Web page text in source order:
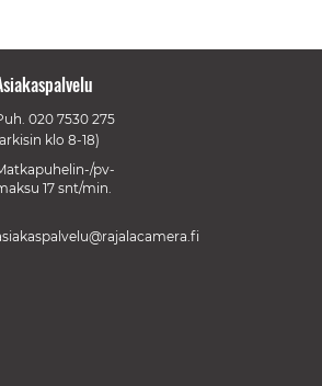
020 7530 275
klo 8-18)
pv-
17 snt/min.